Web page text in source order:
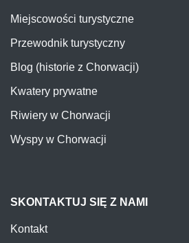
Miejscowości turystyczne
Przewodnik turystyczny
Blog (historie z Chorwacji)
Kwatery prywatne
Riwiery w Chorwacji
Wyspy w Chorwacji
SKONTAKTUJ SIĘ Z NAMI
Kontakt